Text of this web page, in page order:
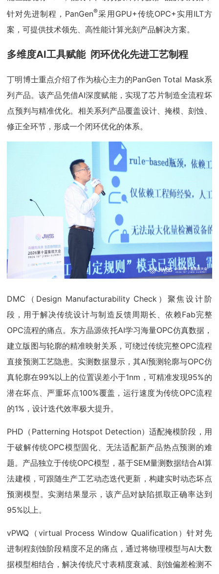
针对先进制程，PanGen®采用GPU+传统OPC+实用ILT方
案，可提供技术领先、高性能计算光刻产品解决方案。
多维度AI工具赋能 闭环优化先进工艺制程
丁明博士重点介绍了作为核心主力的PanGen Total Mask系
列产品。该产品凭借AI深度赋能，实现了芯片制造全流程坏
点预判与精准优化。相关系列产品覆盖设计、掩模、刻蚀、
修正全环节，形成一个闭环优化的体系。
DMC（Design Manufacturability Check）聚焦设计阶
段，用于解决传统设计与制造反馈周期长、依赖Fab完整
OPC流程的痛点。东方晶源依托AI学习海量OPC仿真数据，
建立版图与轮廓的精准映射关系，可绕过传统完整OPC流程
直接预测工艺隐患。实测数据显示，其AI预测轮廓与OPC仿
真轮廓在99%以上的位置误差小于1nm，可精准发现95%的
潜在坏点、严重坏点100%覆盖，运行速度为传统OPC流程
的1%，设计迭代效率极大提升。
PHD（Patterning Hotspot Detection）适配掩模阶段，用
于破解传统OPC模型固化、无法适配新产品热点预测的难
题。产品独立于传统OPC模型，基于SEM量测数据结合AI算
法建模，可跟随生产工艺动态迭代更新，构建实时动态坏点
预测模型。实测结果显示，该产品对缺陷抓取正确率达到
95%以上。
vPWQ（virtual Process Window Qualification）针对先
进制程刻蚀阶段精度不足的痛点，通过将物理模型与AI大数
据模型相结合，解决传统尺寸表精度衰减、刻蚀偏差检测不